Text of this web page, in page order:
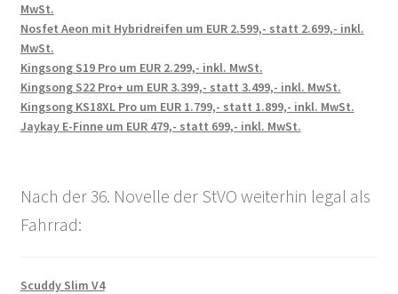
MwSt.
Nosfet Aeon mit Hybridreifen um EUR 2.599,- statt 2.699,- inkl.
MwSt.
Kingsong S19 Pro um EUR 2.299,- inkl. MwSt.
Kingsong S22 Pro+ um EUR 3.399,- statt 3.499,- inkl. MwSt.
Kingsong KS18XL Pro um EUR 1.799,- statt 1.899,- inkl. MwSt.
Jaykay E-Finne um EUR 479,- statt 699,- inkl. MwSt.
Nach der 36. Novelle der StVO weiterhin legal als
Fahrrad:
Scuddy Slim V4